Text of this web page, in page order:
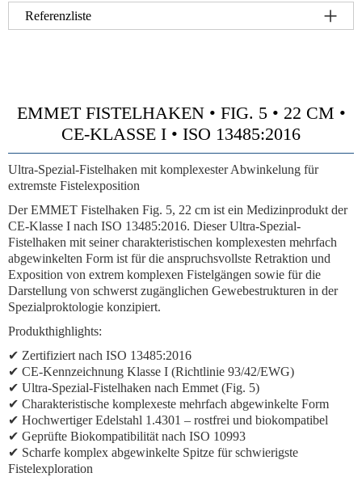
Referenzliste
EMMET FISTELHAKEN • FIG. 5 • 22 CM •
CE-KLASSE I • ISO 13485:2016
Ultra-Spezial-Fistelhaken mit komplexester Abwinkelung für
extremste Fistelexposition
Der EMMET Fistelhaken Fig. 5, 22 cm ist ein Medizinprodukt der
CE-Klasse I nach ISO 13485:2016. Dieser Ultra-Spezial-
Fistelhaken mit seiner charakteristischen komplexesten mehrfach
abgewinkelten Form ist für die anspruchsvollste Retraktion und
Exposition von extrem komplexen Fistelgängen sowie für die
Darstellung von schwerst zugänglichen Gewebestrukturen in der
Spezialproktologie konzipiert.
Produkthighlights:
✔ Zertifiziert nach ISO 13485:2016
✔ CE-Kennzeichnung Klasse I (Richtlinie 93/42/EWG)
✔ Ultra-Spezial-Fistelhaken nach Emmet (Fig. 5)
✔ Charakteristische komplexeste mehrfach abgewinkelte Form
✔ Hochwertiger Edelstahl 1.4301 – rostfrei und biokompatibel
✔ Geprüfte Biokompatibilität nach ISO 10993
✔ Scharfe komplex abgewinkelte Spitze für schwierigste
Fistelexploration